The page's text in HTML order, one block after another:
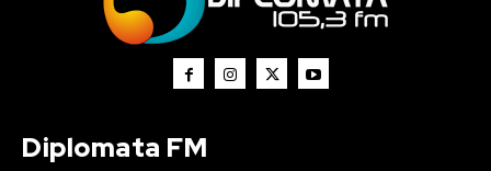
Diplomata FM